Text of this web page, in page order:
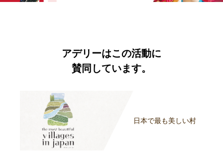
アデリーはこの活動に
賛同しています。
日本で最も美しい村